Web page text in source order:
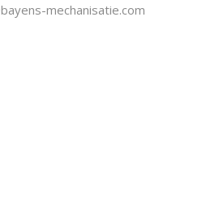
mechanisatie.com